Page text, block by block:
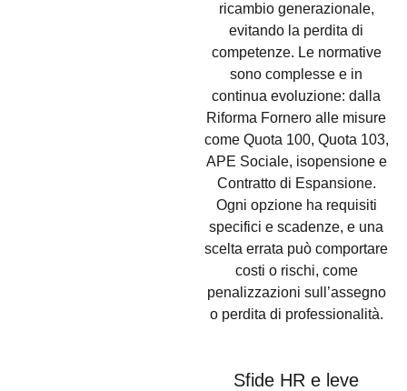
ricambio generazionale,
evitando la perdita di
competenze. Le normative
sono complesse e in
continua evoluzione: dalla
Riforma Fornero alle misure
come Quota 100, Quota 103,
APE Sociale, isopensione e
Contratto di Espansione.
Ogni opzione ha requisiti
specifici e scadenze, e una
scelta errata può comportare
costi o rischi, come
penalizzazioni sull’assegno
o perdita di professionalità.
Sfide HR e leve